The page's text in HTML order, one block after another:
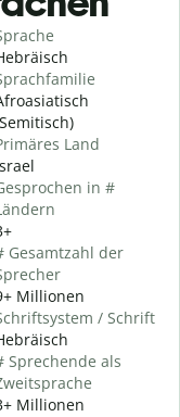
Land
in #
Gesamtzahl der
Millionen
/ Schrift
Sprechende als
Millionen